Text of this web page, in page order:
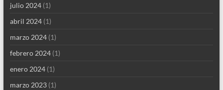
julio 2024(1)
abril 2024(1)
marzo 2024(1)
febrero 2024(1)
enero 2024(1)
marzo 2023(1)